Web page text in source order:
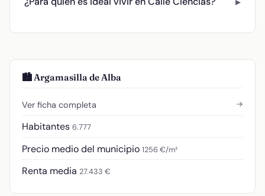
🏙️ Argamasilla de Alba
Ver ficha completa →
Habitantes 6.777
Precio medio del municipio 1256 €/m²
Renta media 27.433 €